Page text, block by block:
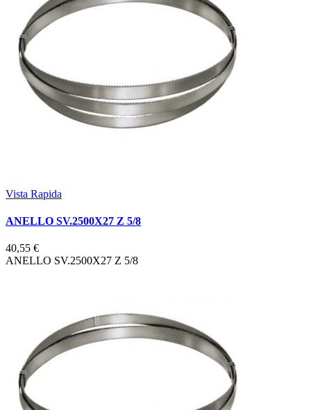
Vista Rapida
ANELLO SV.2500X27 Z 5/8
40,55 €
ANELLO SV.2500X27 Z 5/8